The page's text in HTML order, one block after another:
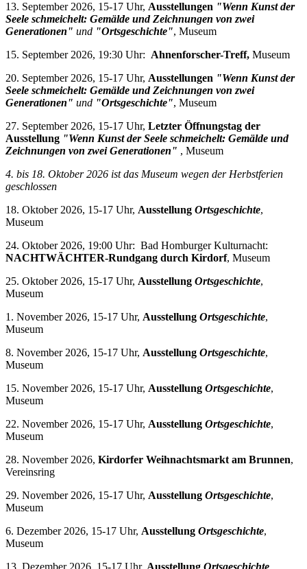
13. September 2026, 15-17 Uhr, Ausstellungen "Wenn Kunst der
Seele schmeichelt: Gemälde und Zeichnungen von zwei
Generationen" und "Ortsgeschichte", Museum
15. September 2026, 19:30 Uhr: Ahnenforscher-Treff, Museum
20. September 2026, 15-17 Uhr, Ausstellungen "Wenn Kunst der
Seele schmeichelt: Gemälde und Zeichnungen von zwei
Generationen" und "Ortsgeschichte", Museum
27. September 2026, 15-17 Uhr, Letzter Öffnungstag der
Ausstellung "Wenn Kunst der Seele schmeichelt: Gemälde und
Zeichnungen von zwei Generationen" , Museum
4. bis 18. Oktober 2026 ist das Museum wegen der Herbstferien
geschlossen
18. Oktober 2026, 15-17 Uhr, Ausstellung Ortsgeschichte,
Museum
24. Oktober 2026, 19:00 Uhr: Bad Homburger Kulturnacht:
NACHTWÄCHTER-Rundgang durch Kirdorf, Museum
25. Oktober 2026, 15-17 Uhr, Ausstellung Ortsgeschichte,
Museum
1. November 2026, 15-17 Uhr, Ausstellung Ortsgeschichte,
Museum
8. November 2026, 15-17 Uhr, Ausstellung Ortsgeschichte,
Museum
15. November 2026, 15-17 Uhr, Ausstellung Ortsgeschichte,
Museum
22. November 2026, 15-17 Uhr, Ausstellung Ortsgeschichte,
Museum
28. November 2026, Kirdorfer Weihnachtsmarkt am Brunnen,
Vereinsring
29. November 2026, 15-17 Uhr, Ausstellung Ortsgeschichte,
Museum
6. Dezember 2026, 15-17 Uhr, Ausstellung Ortsgeschichte,
Museum